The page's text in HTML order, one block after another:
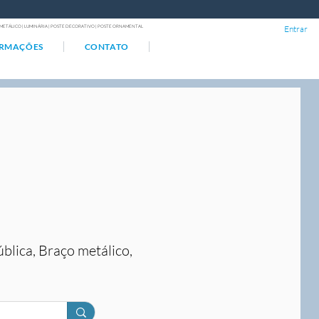
| LUMINÁRIA | POSTE DECORATIVO | POSTE ORNAMENTAL
CONTATO
Entrar
Braço metálico,